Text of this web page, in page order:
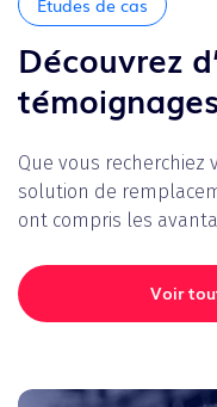
Études de cas
Découvrez
Que vous recherchiez
solution de
ont compris les
Voir